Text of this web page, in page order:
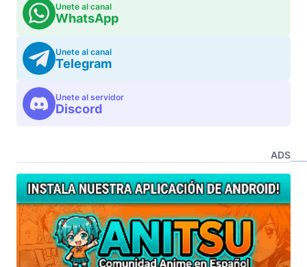
Unete al canal
WhatsApp
Unete al canal
Telegram
Unete al servidor
Discord
ADS